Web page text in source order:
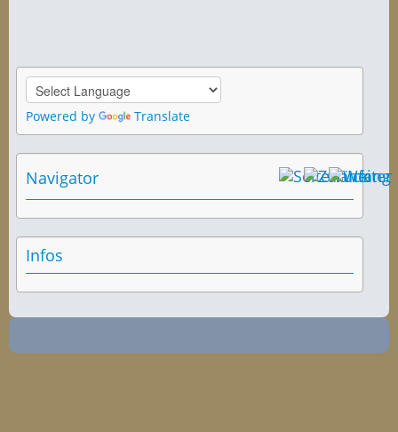
Powered by Translate
Navigator
Infos